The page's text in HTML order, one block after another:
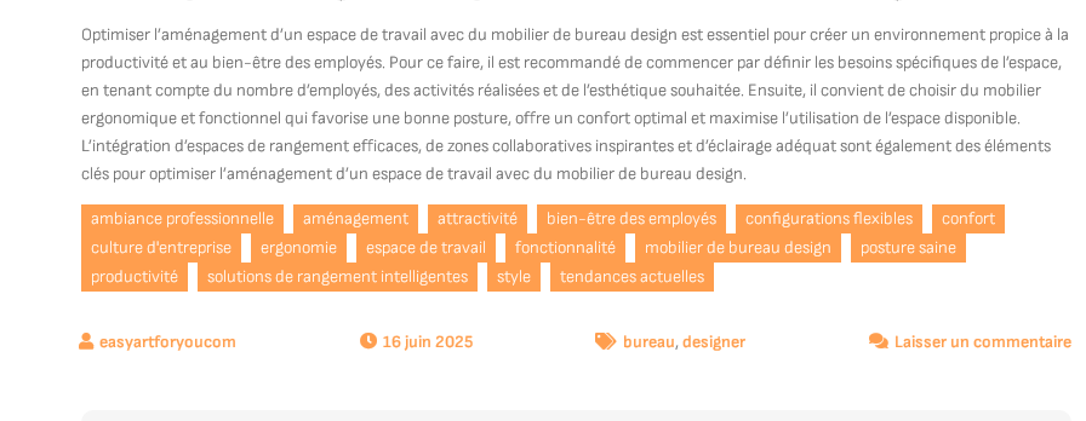
Optimiser l’aménagement d’un espace de travail avec du mobilier de bureau design est essentiel pour créer un environnement propice à la
productivité et au bien-être des employés. Pour ce faire, il est recommandé de commencer par définir les besoins spécifiques de l’espace,
en tenant compte du nombre d’employés, des activités réalisées et de l’esthétique souhaitée. Ensuite, il convient de choisir du mobilier
ergonomique et fonctionnel qui favorise une bonne posture, offre un confort optimal et maximise l’utilisation de l’espace disponible.
L’intégration d’espaces de rangement efficaces, de zones collaboratives inspirantes et d’éclairage adéquat sont également des éléments
clés pour optimiser l’aménagement d’un espace de travail avec du mobilier de bureau design.
ambiance professionnelle aménagement attractivité bien-être des employés configurations flexibles
confort
culture d'entreprise
ergonomie espace de travail fonctionnalité mobilier de bureau design
posture saine
productivité
solutions de rangement intelligentes style tendances actuelles
16 juin 2025 bureau,designer Laisser un commentairesur